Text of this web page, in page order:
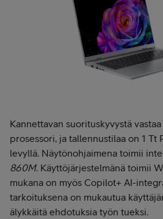
Kannettavan suorituskyvystä vastaa
prosessori, ja tallennustilaa on 1 Tt
levyllä. Näytönohjaimena toimii
860M. Käyttöjärjestelmänä toimii
mukana on myös Copilot+ AI-
tarkoituksena on mukautua
älykkäitä ehdotuksia työn tueksi.